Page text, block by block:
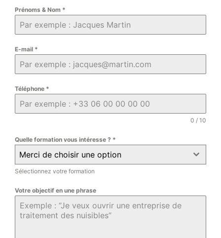
Prénoms & Nom *
E-mail *
Téléphone *
0 / 10
Quelle formation vous intéresse ? *
Merci de choisir une option
Sélectionnez votre formation
Votre objectif en une phrase